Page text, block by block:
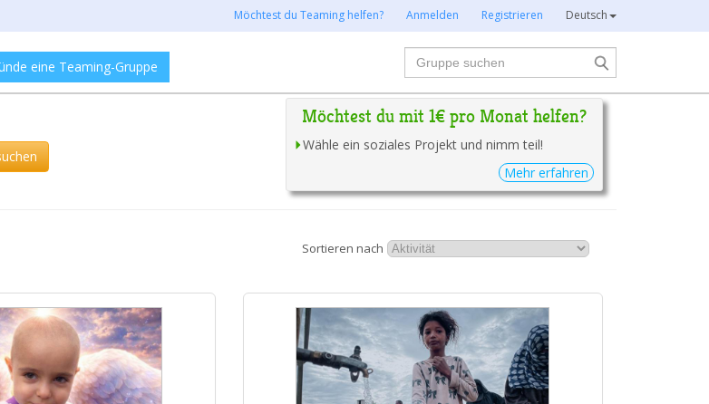
Möchtest du Teaming helfen? Anmelden Registrieren Deutsch
eine Teaming-Gruppe
Suche
Möchtest du mit 1€ pro Monat helfen?
Wähle ein soziales Projekt und nimm teil!
Mehr erfahren
Sortieren nach